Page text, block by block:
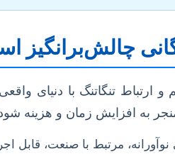
چالش‌برانگیز
ارتباط تنگاتنگ با دنیای
به افزایش زمان و هزینه
مرتبط با صنعت، قابل